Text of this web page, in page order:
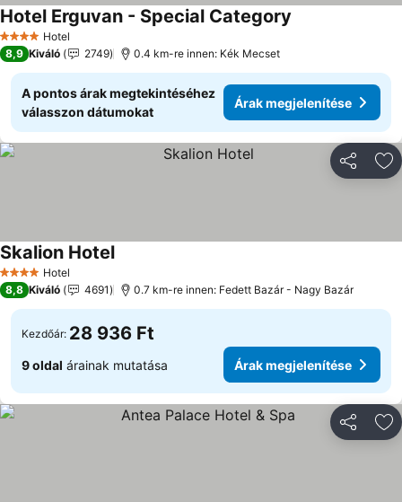
4 KategóriaHotel
Hotel Erguvan - Special Category
8,9 Kiváló 2749 0.4 km-re innen: Kék Mecset
A pontos árak megtekintéséhez
válasszon dátumokat
Árak megjelenítése
4 KategóriaHotel
Skalion Hotel
8,8 Kiváló 4691 0.7 km-re innen: Fedett Bazár - Nagy Bazár
Kezdőár: 28 936 Ft
9 oldal árainak mutatása Árak megjelenítése